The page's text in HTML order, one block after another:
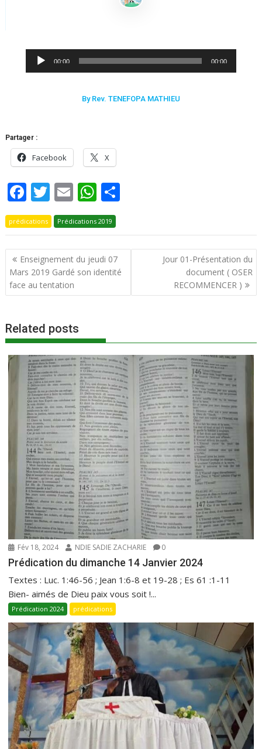
Lecteur
audio
00:00 00:00
By Rev. TENEFOPA MATHIEU
Partager :
Facebook X
F
ac
e
b
o
o
k
T
w
itt
er
E
m
ai
l
W
h
at
s
A
p
ta
g
er
prédications Prédications 2019
Enseignement du jeudi 07
Mars 2019 Gardé son identité
face au tentation
Jour 01-Présentation du
document ( OSER
RECOMMENCER )
Related posts
Fév 18, 2024 NDIE SADIE ZACHARIE 0
Prédication du dimanche 14 Janvier 2024
Textes : Luc. 1:46-56 ; Jean 1:6-8 et 19-28 ; Es 61 :1-11
Bien- aimés de Dieu paix vous soit !...
Prédication 2024 prédications